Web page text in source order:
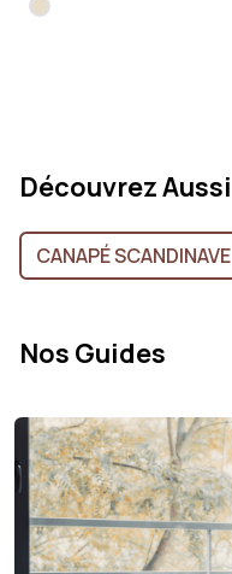
Découvrez Aussi
CANAPÉ SCANDINAVE
Nos Guides